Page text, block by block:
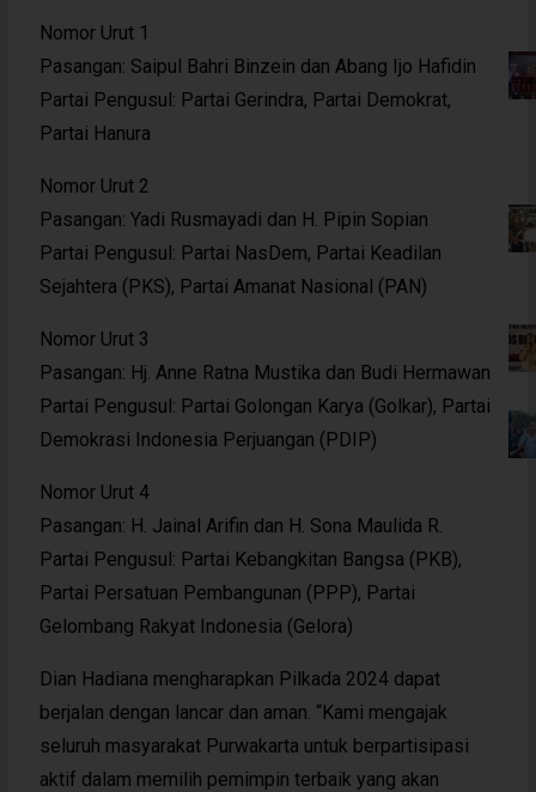
Nomor Urut 1
Pasangan: Saipul Bahri Binzein dan Abang Ijo Hafidin
Partai Pengusul: Partai Gerindra, Partai Demokrat,
Partai Hanura
Nomor Urut 2
Pasangan: Yadi Rusmayadi dan H. Pipin Sopian
Partai Pengusul: Partai NasDem, Partai Keadilan
Sejahtera (PKS), Partai Amanat Nasional (PAN)
Nomor Urut 3
Pasangan: Hj. Anne Ratna Mustika dan Budi Hermawan
Partai Pengusul: Partai Golongan Karya (Golkar), Partai
Demokrasi Indonesia Perjuangan (PDIP)
Nomor Urut 4
Pasangan: H. Jainal Arifin dan H. Sona Maulida R.
Partai Pengusul: Partai Kebangkitan Bangsa (PKB),
Partai Persatuan Pembangunan (PPP), Partai
Gelombang Rakyat Indonesia (Gelora)
Dian Hadiana mengharapkan Pilkada 2024 dapat
berjalan dengan lancar dan aman. “Kami mengajak
seluruh masyarakat Purwakarta untuk berpartisipasi
aktif dalam memilih pemimpin terbaik yang akan